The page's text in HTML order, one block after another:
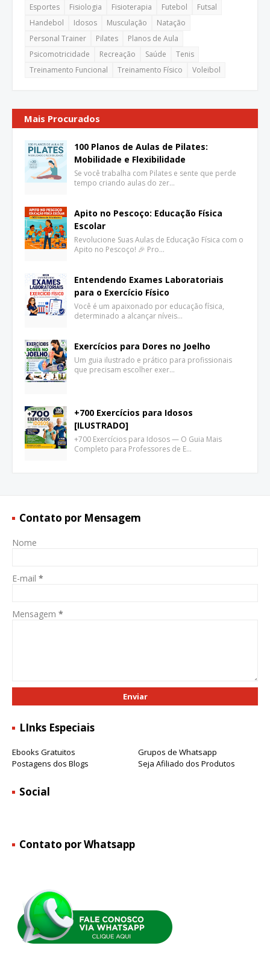
Esportes
Fisiologia Fisioterapia Futebol
Futsal
Handebol
Idosos Musculação
Natação
Personal Trainer
Pilates
Planos de Aula
Psicomotricidade
Recreação Saúde
Tenis
Treinamento Funcional
Treinamento Físico Voleibol
Mais Procurados
100 Planos de Aulas de Pilates:
Mobilidade e Flexibilidade
Se você trabalha com Pilates e sente que perde
tempo criando aulas do zer…
Apito no Pescoço: Educação Física
Escolar
Revolucione Suas Aulas de Educação Física com o
Apito no Pescoço! 🎉 Pro…
Entendendo Exames Laboratoriais
para o Exercício Físico
Você é um apaixonado por educação física,
determinado a alcançar níveis…
Exercícios para Dores no Joelho
Um guia ilustrado e prático para profissionais
que precisam escolher exer…
+700 Exercícios para Idosos
[ILUSTRADO]
+700 Exercícios para Idosos — O Guia Mais
Completo para Professores de E…
Contato por Mensagem
Nome
E-mail *
Mensagem *
LInks Especiais
Ebooks Gratuitos
Grupos de Whatsapp
Postagens dos Blogs
Seja Afiliado dos Produtos
Social
Contato por Whatsapp